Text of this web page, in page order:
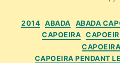
2014 ABADA ABADA
CAPOEIRA
CAPOEIRA PENDANT